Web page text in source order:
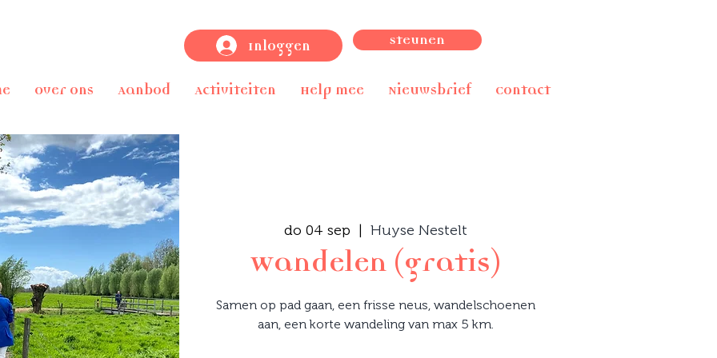
Inloggen Steunen
Over ons Aanbod Activiteiten Help mee Nieuwsbrief Contact
do 04 sep
  |
Huyse Nestelt
Wandelen (gratis)
Samen op pad gaan, een frisse neus, wandelschoenen
aan, een korte wandeling van max 5 km.